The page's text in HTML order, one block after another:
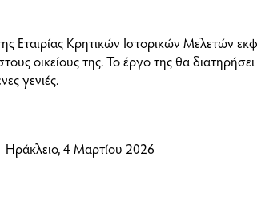
Εταιρίας Κρητικών Ιστορικών Μελετών
οικείους της. Το έργο της θα
γενιές.
Ηράκλειο, 4 Μαρτίου 2026